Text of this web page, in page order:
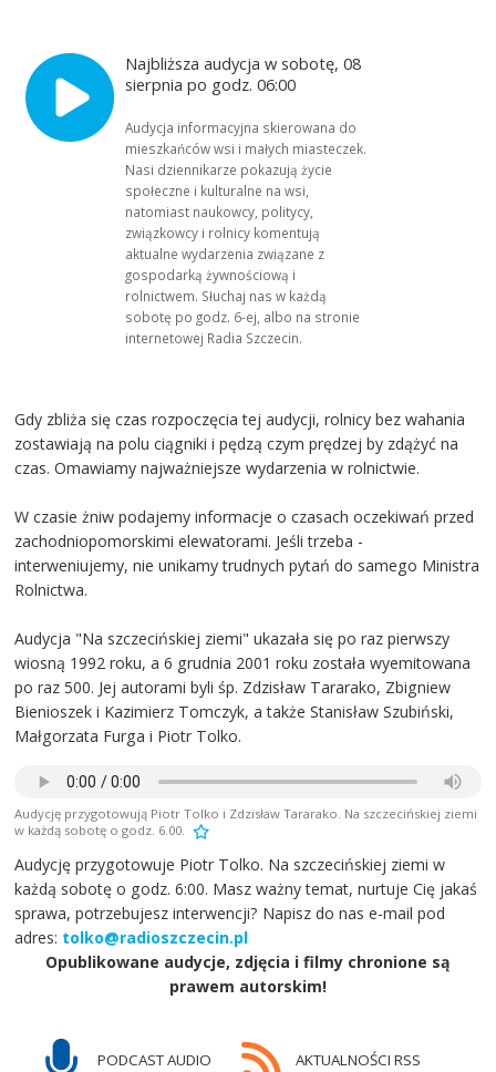
Najbliższa audycja w sobotę, 08
sierpnia po godz. 06:00
Audycja informacyjna skierowana do
mieszkańców wsi i małych miasteczek.
Nasi dziennikarze pokazują życie
społeczne i kulturalne na wsi,
natomiast naukowcy, politycy,
związkowcy i rolnicy komentują
aktualne wydarzenia związane z
gospodarką żywnościową i
rolnictwem. Słuchaj nas w każdą
sobotę po godz. 6-ej, albo na stronie
internetowej Radia Szczecin.
Gdy zbliża się czas rozpoczęcia tej audycji, rolnicy bez wahania
zostawiają na polu ciągniki i pędzą czym prędzej by zdążyć na
czas. Omawiamy najważniejsze wydarzenia w rolnictwie.
W czasie żniw podajemy informacje o czasach oczekiwań przed
zachodniopomorskimi elewatorami. Jeśli trzeba -
interweniujemy, nie unikamy trudnych pytań do samego Ministra
Rolnictwa.
Audycja "Na szczecińskiej ziemi" ukazała się po raz pierwszy
wiosną 1992 roku, a 6 grudnia 2001 roku została wyemitowana
po raz 500. Jej autorami byli śp. Zdzisław Tararako, Zbigniew
Bienioszek i Kazimierz Tomczyk, a także Stanisław Szubiński,
Małgorzata Furga i Piotr Tolko.
Audycję przygotowują Piotr Tolko i Zdzisław Tararako. Na szczecińskiej ziemi
w każdą sobotę o godz. 6.00.
Audycję przygotowuje Piotr Tolko. Na szczecińskiej ziemi w
każdą sobotę o godz. 6:00. Masz ważny temat, nurtuje Cię jakaś
sprawa, potrzebujesz interwencji? Napisz do nas e-mail pod
adres: tolko@radioszczecin.pl
Opublikowane audycje, zdjęcia i filmy chronione są
prawem autorskim!
PODCAST AUDIO AKTUALNOŚCI RSS